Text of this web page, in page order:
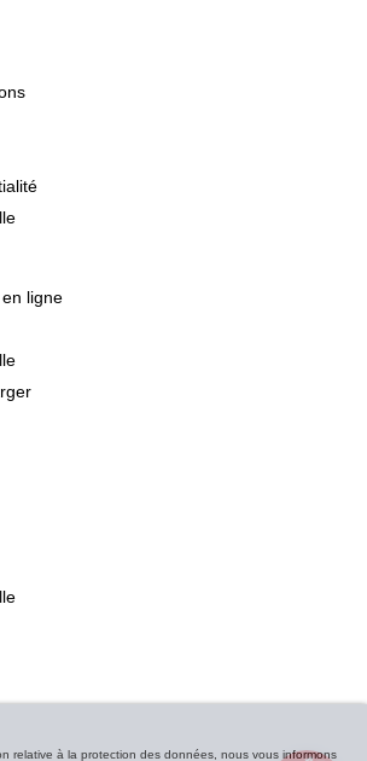
ligne
relative à la protection des données, nous vous informons